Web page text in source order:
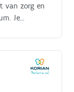
van zorg en
Je
de geldende
de
bent